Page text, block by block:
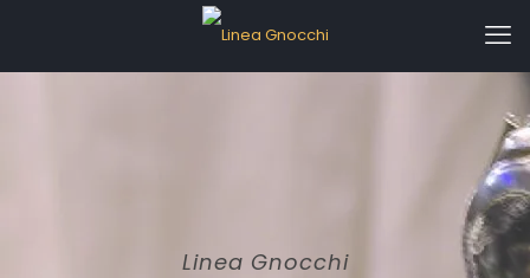
Linea Gnocchi